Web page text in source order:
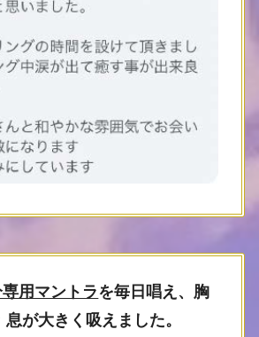
用マントラを毎日唱え、胸
息が大きく吸えました。